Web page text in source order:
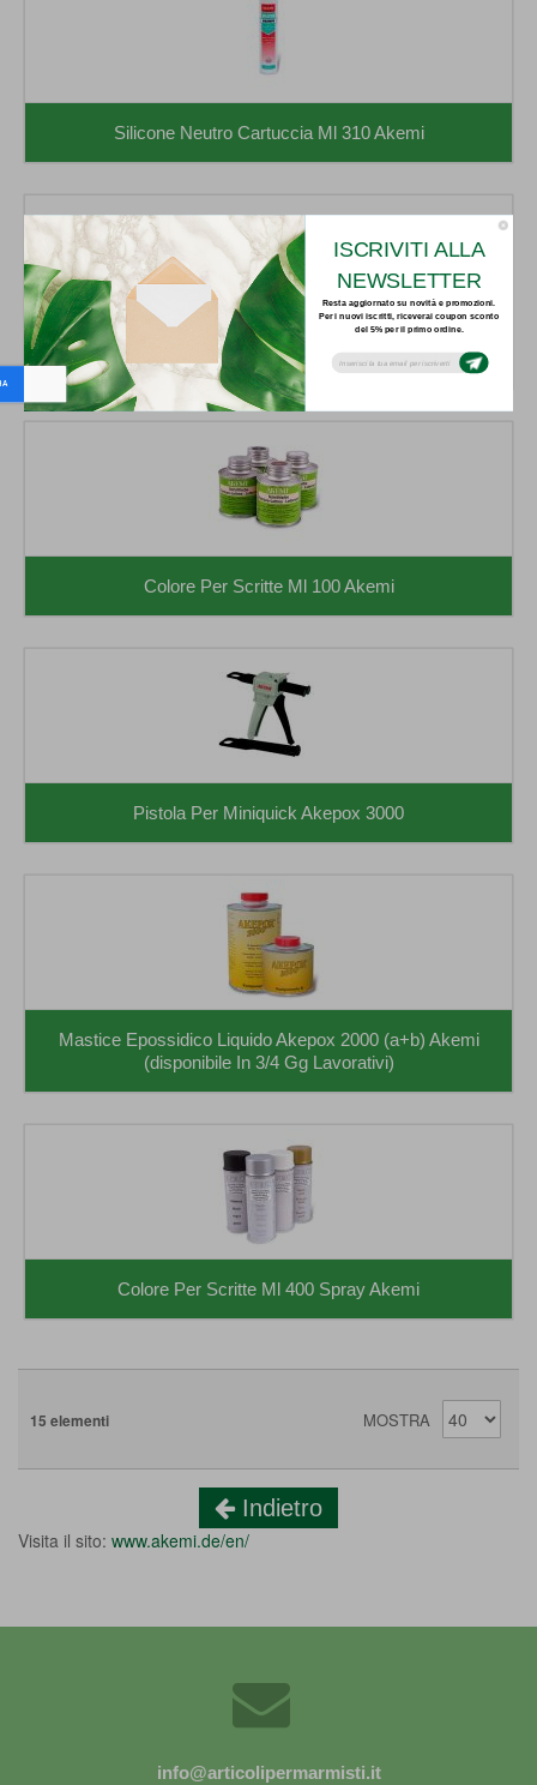
ISCRIVITI ALLA
NEWSLETTER
Resta aggiornato su novità e promozioni.
Per i nuovi iscritti, riceverai coupon sconto
del 5% per il primo ordine.
Silicone Neutro Cartuccia Ml 310 Akemi
Tubetto Colorante Ml 30 Akemi
Colore Per Scritte Ml 100 Akemi
Pistola Per Miniquick Akepox 3000
Mastice Epossidico Liquido Akepox 2000 (a+b) Akemi
(disponibile In 3/4 Gg Lavorativi)
Colore Per Scritte Ml 400 Spray Akemi
15 elementi MOSTRA
Indietro
Visita il sito: www.akemi.de/en/
info@articolipermarmisti.it